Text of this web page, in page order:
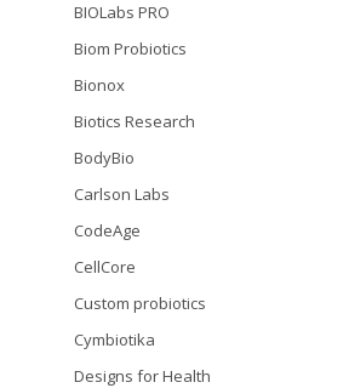
BIOLabs PRO
Biom Probiotics
Bionox
Biotics Research
BodyBio
Carlson Labs
CodeAge
CellCore
Custom probiotics
Cymbiotika
Designs for Health